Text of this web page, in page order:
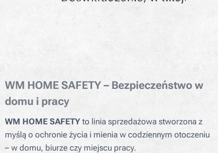
WM HOME SAFETY – Bezpieczeństwo w
domu i pracy
WM HOME SAFETY to linia sprzedażowa stworzona z
myślą o ochronie życia i mienia w codziennym otoczeniu
– w domu, biurze czy miejscu pracy.